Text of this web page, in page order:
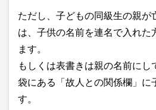
ただし、子どもの同級生の親が
は、子供の名前を連名で入れた
ます。
もしくは表書きは親の名前にし
袋にある「故人との関係欄」に
す。